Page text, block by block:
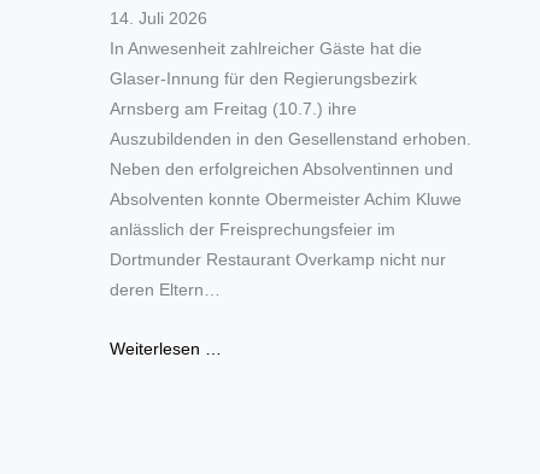
14. Juli 2026
In Anwesenheit zahlreicher Gäste hat die
Glaser-Innung für den Regierungsbezirk
Arnsberg am Freitag (10.7.) ihre
Auszubildenden in den Gesellenstand erhoben.
Neben den erfolgreichen Absolventinnen und
Absolventen konnte Obermeister Achim Kluwe
anlässlich der Freisprechungsfeier im
Dortmunder Restaurant Overkamp nicht nur
deren Eltern…
Weiterlesen …